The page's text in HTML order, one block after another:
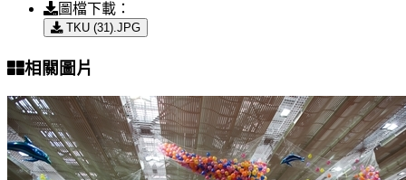
圖檔下載：
TKU (31).JPG
相關圖片